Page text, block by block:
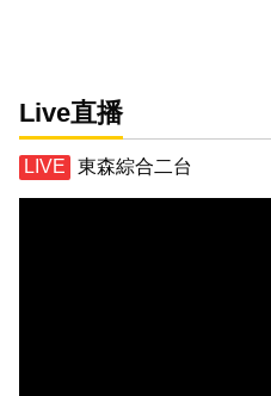
Live直播
東森綜合二台